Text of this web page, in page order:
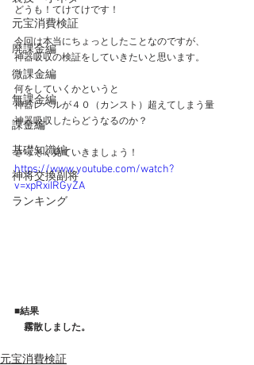
元宝消費検証
廃課金編
微課金編
無課金編
課金編
基礎知識編
神将交換副将
ランキング
どうも！てけてけです！
今回は本当にちょっとしたことなのですが、
神器吸収の検証をしていきたいと思います。
何をしていくかというと
神器レベルが４０（カンスト）超えてしまう量
神器吸収したらどうなるのか？
さっそく見ていきましょう！
https://www.youtube.com/watch?
v=xpRxiIRGyZA
■結果
霧散しました。
元宝消費検証